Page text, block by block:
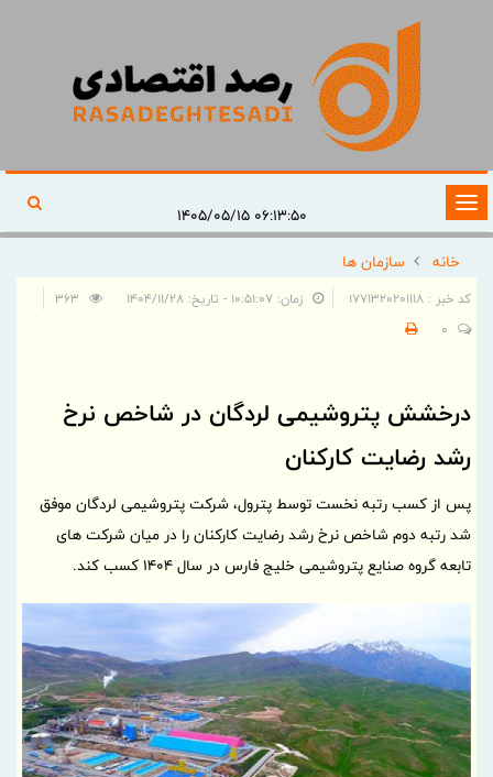
تغییر
وضعیت
ناوبری
خانه
سازمان ها
کد خبر : 1771320201118 زمان: ۱۰:۵۱:۰۷ - تاریخ: ۱۴۰۴/۱۱/۲۸
0
درخشش پتروشیمی لردگان در شاخص نرخ
رشد رضایت کارکنان
پس از کسب رتبه نخست توسط پترول، شرکت پتروشیمی لردگان موفق
شد رتبه دوم شاخص نرخ رشد رضایت کارکنان را در میان شرکت های
تابعه گروه صنایع پتروشیمی خلیج فارس در سال ۱۴۰۴ کسب کند.